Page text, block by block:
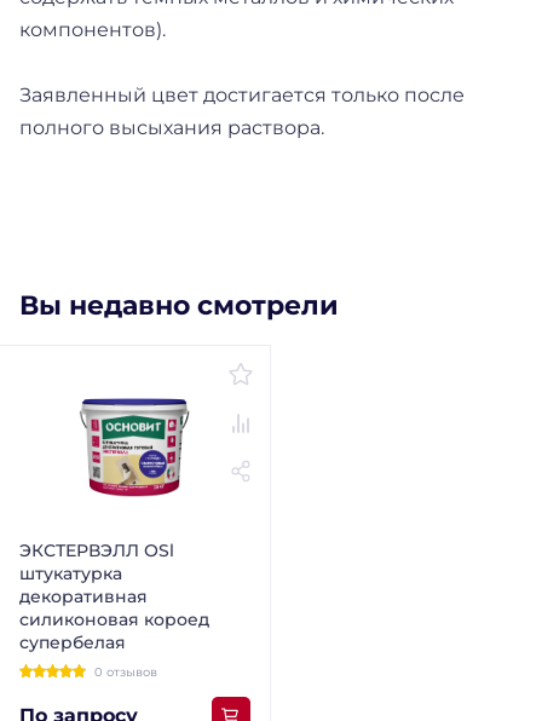
компонентов).
Заявленный цвет достигается только после
полного высыхания раствора.
Вы недавно смотрели
ЭКСТЕРВЭЛЛ ОSl
штукатурка
декоративная
силиконовая короед
супербелая
0 отзывов
По запросу